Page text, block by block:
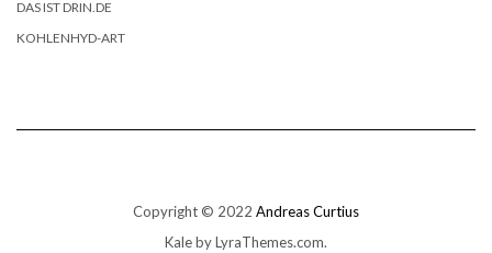
DAS IST DRIN.DE
KOHLENHYD-ART
Copyright © 2022 Andreas Curtius
Kaleby LyraThemes.com.